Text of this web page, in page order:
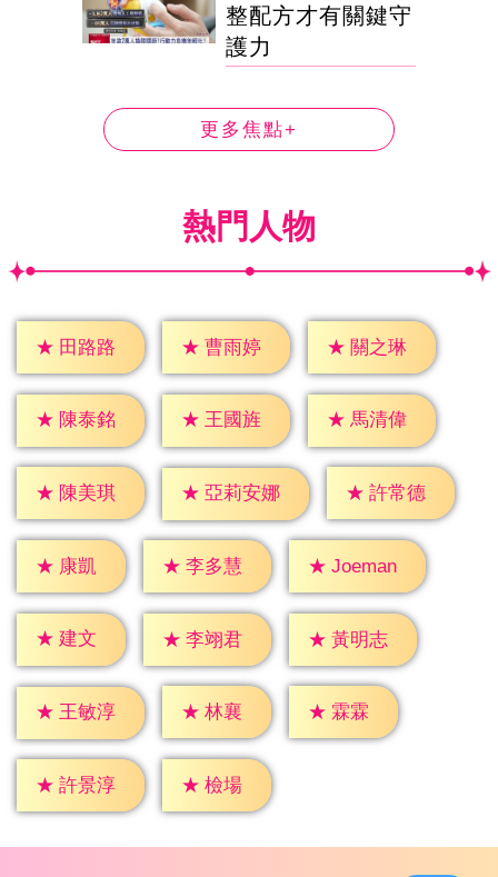
整配方才有關鍵守
護力
更多焦點+
熱門人物
★ 田路路 ★ 曹雨婷 ★ 關之琳
★ 陳泰銘 ★ 王國旌 ★ 馬清偉
★ 陳美琪 ★ 亞莉安娜 ★ 許常德
★ 康凱 ★ 李多慧 ★ Joeman
★ 建文 ★ 李翊君 ★ 黃明志
★ 王敏淳 ★ 林襄 ★ 霖霖
★ 許景淳 ★ 檢場